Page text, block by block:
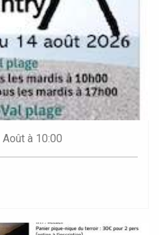
Août à 10:00